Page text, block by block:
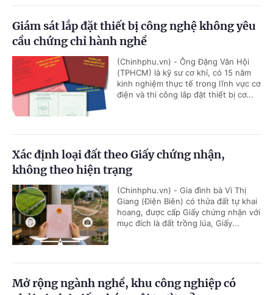
Giám sát lắp đặt thiết bị công nghệ không yêu
cầu chứng chỉ hành nghề
(Chinhphu.vn) - Ông Đặng Văn Hội
(TPHCM) là kỹ sư cơ khí, có 15 năm
kinh nghiệm thực tế trong lĩnh vực cơ
điện và thi công lắp đặt thiết bị cơ...
Xác định loại đất theo Giấy chứng nhận,
không theo hiện trạng
(Chinhphu.vn) - Gia đình bà Vì Thị
Giang (Điện Biên) có thửa đất tự khai
hoang, được cấp Giấy chứng nhận với
mục đích là đất trồng lúa, Giấy...
Mở rộng ngành nghề, khu công nghiệp có